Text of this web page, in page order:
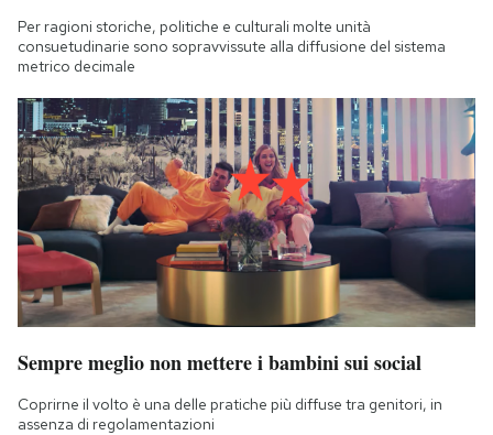
Per ragioni storiche, politiche e culturali molte unità
consuetudinarie sono sopravvissute alla diffusione del sistema
metrico decimale
Sempre meglio non mettere i bambini sui social
Coprirne il volto è una delle pratiche più diffuse tra genitori, in
assenza di regolamentazioni